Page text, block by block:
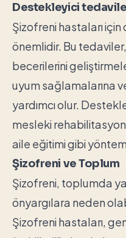
Destekleyici
Şizofreni hastaları
önemlidir. Bu
becerilerini
uyum sağlamalarına
yardımcı olur.
mesleki
aile eğitimi gibi
Şizofreni ve Toplum
Şizofreni, toplumda
önyargılara neden
Şizofreni hastaları,